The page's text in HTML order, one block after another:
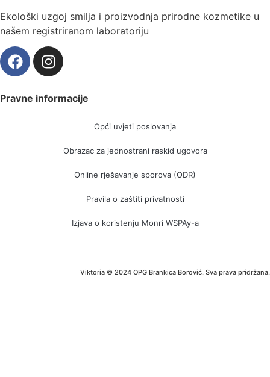
Ekološki uzgoj smilja i proizvodnja prirodne kozmetike u
našem registriranom laboratoriju
Pravne informacije
Opći uvjeti poslovanja
Obrazac za jednostrani raskid ugovora
Online rješavanje sporova (ODR)
Pravila o zaštiti privatnosti
Izjava o koristenju Monri WSPAy-a
Viktoria © 2024 OPG Brankica Borović. Sva prava pridržana.